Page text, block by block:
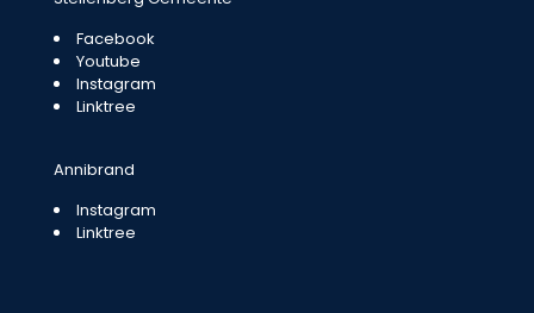
Facebook
Youtube
Instagram
Linktree
Annibrand
Instagram
Linktree